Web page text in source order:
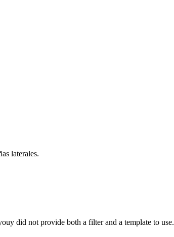
laterales.
did not provide both a filter and a template to use.